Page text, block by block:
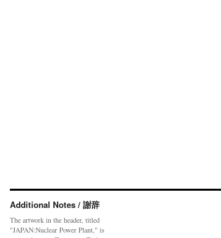
Additional Notes / 謝辞
The artwork in the header, titled
"JAPAN:Nuclear Power Plant," is